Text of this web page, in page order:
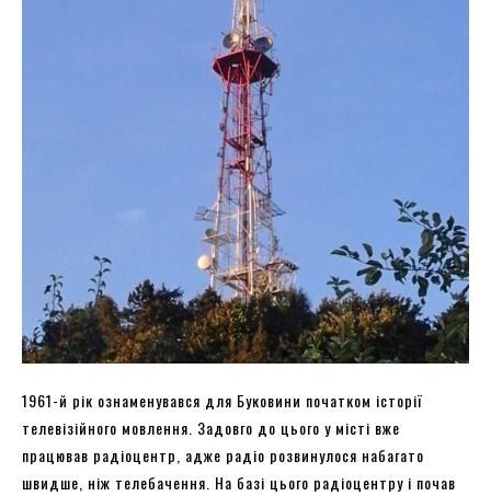
1961-й рік ознаменувався для Буковини початком історії
телевізійного мовлення. Задовго до цього у місті вже
працював радіоцентр, адже радіо розвинулося набагато
швидше, ніж телебачення. На базі цього радіоцентру і почав